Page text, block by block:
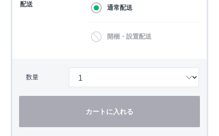
配送 通常配送
開梱・設置配送
数量
カートに入れる